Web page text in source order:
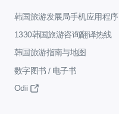
韩国旅游发展局手机应用程序
1330韩国旅游咨询翻译热线
韩国旅游指南与地图
数字图书 / 电子书
Odii